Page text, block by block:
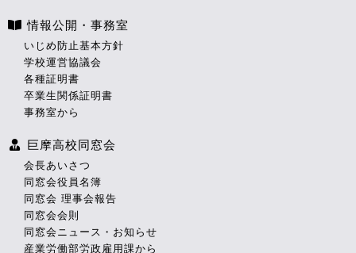
情報公開・事務室
いじめ防止基本方針
学校運営協議会
各種証明書
卒業生関係証明書
事務室から
巨摩高校同窓会
会長あいさつ
同窓会役員名簿
同窓会 理事会報告
同窓会会則
同窓会ニュース・お知らせ
産業労働部労政雇用課から